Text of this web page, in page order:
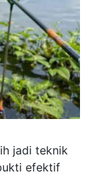
jadi teknik
efektif